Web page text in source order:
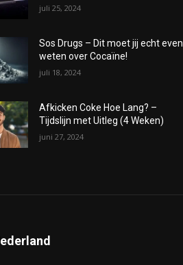
juli 25, 2024
Sos Drugs – Dit moet jij echt even
weten over Cocaïne!
juli 18, 2024
Afkicken Coke Hoe Lang? –
Tijdslijn met Uitleg (4 Weken)
juni 27, 2024